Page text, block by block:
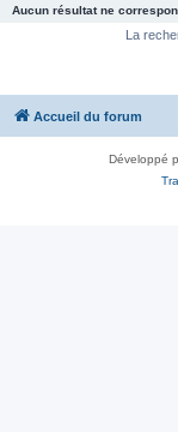
Aucun résultat ne
La
Accueil du forum
Développé